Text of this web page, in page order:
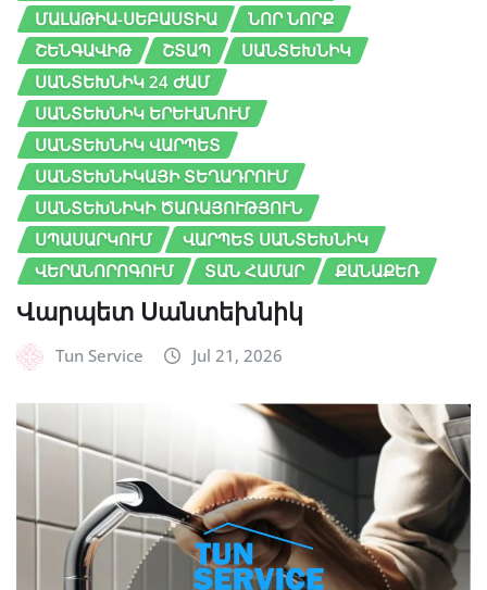
ՄԱԼԱԹԻԱ-ՍԵԲԱՍՏԻԱ
ՆՈՐ ՆՈՐՔ
ՇԵՆԳԱՎԻԹ
ՇՏԱՊ
ՍԱՆՏԵԽՆԻԿ
ՍԱՆՏԵԽՆԻԿ 24 ԺԱՄ
ՍԱՆՏԵԽՆԻԿ ԵՐԵՒԱՆՈՒՄ
ՍԱՆՏԵԽՆԻԿ ՎԱՐՊԵՏ
ՍԱՆՏԵԽՆԻԿԱՅԻ ՏԵՂԱԴՐՈՒՄ
ՍԱՆՏԵԽՆԻԿԻ ԾԱՌԱՅՈՒԹՅՈՒՆ
ՍՊԱՍԱՐԿՈՒՄ
ՎԱՐՊԵՏ ՍԱՆՏԵԽՆԻԿ
ՎԵՐԱՆՈՐՈԳՈՒՄ
ՏԱՆ ՀԱՄԱՐ ՔԱՆԱՔԵՌ
Վարպետ Սանտեխնիկ
Tun Service Jul 21, 2026